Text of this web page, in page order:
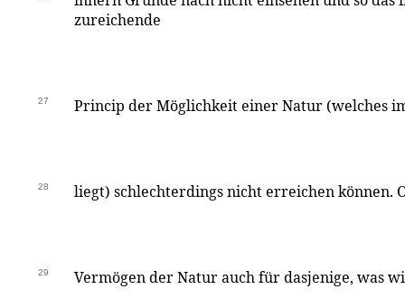
zureichende
27 Princip der Möglichkeit einer Natur (welches
28 liegt) schlechterdings nicht erreichen können.
29 Vermögen der Natur auch für dasjenige, was